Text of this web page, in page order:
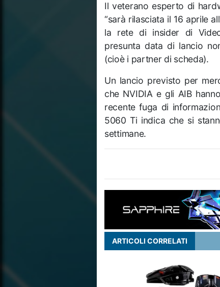
Il veterano esperto di
“sarà rilasciata il 16 aprile
la rete di insider di
presunta data di lancio
(cioè i partner di scheda).
Un lancio previsto per
che NVIDIA e gli AIB
recente fuga di
5060 Ti indica che si
settimane.
ARTICOLI CORRELATI